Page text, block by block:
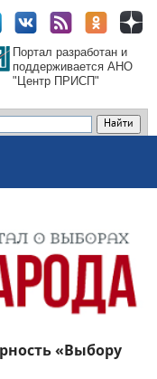
Портал разработан и
поддерживается АНО
"Центр ПРИСП"
«Выбору